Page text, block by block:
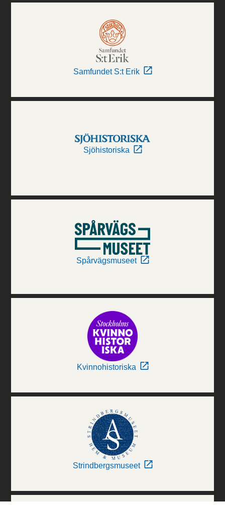
Samfundet S:t Erik
Sjöhistoriska
Spårvägsmuseet
Kvinnohistoriska
Strindbergsmuseet